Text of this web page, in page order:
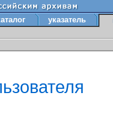
указатель